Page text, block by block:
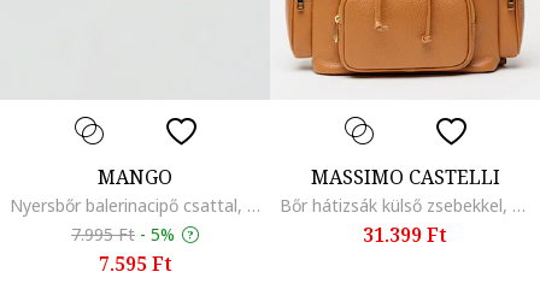
MANGO
Nyersbőr balerinacipő csattal, Világosbarna
7.995 Ft - 5%
7.595 Ft
MASSIMO CASTELLI
Bőr hátizsák külső zsebekkel, Fahéjbarna
31.399 Ft